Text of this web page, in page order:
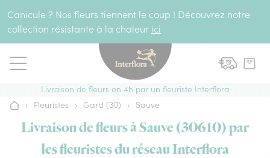
Canicule ? Nos fleurs tiennent le coup ! Découvrez notre
collection résistante à la chaleur ici
Livraison de fleurs en 4h par un fleuriste Interflora
Accueil
› Fleuristes › Gard (30) › Sauve
Livraison de fleurs à Sauve (30610) par
les fleuristes du réseau Interflora